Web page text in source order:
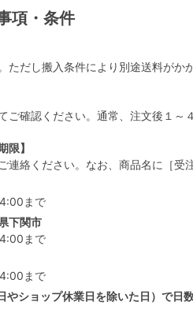
項・条件
ただし搬入条件により別途送料がか
ご確認ください。通常、注文後１～
限】
連絡ください。なお、商品名に［受
まで
下関市
まで
まで
ショップ休業日を除いた日）で日